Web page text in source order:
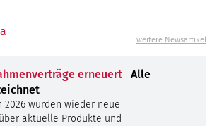
weitere Newsartikel
erneuert
Alle
2026 wurden wieder neue
aktuelle Produkte und